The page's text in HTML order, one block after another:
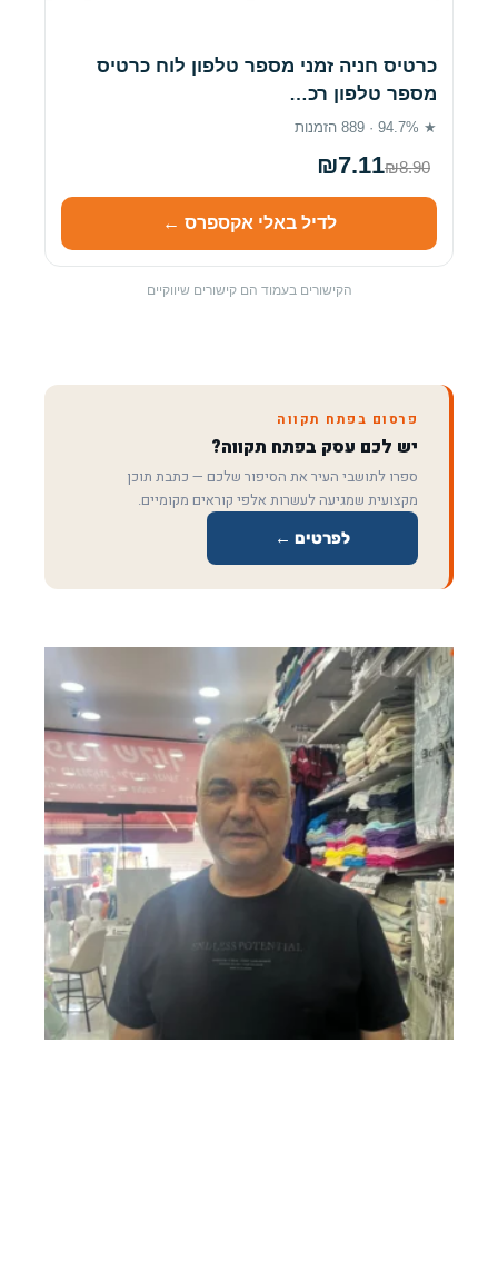
כרטיס חניה זמני מספר טלפון לוח כרטיס
מספר טלפון רכ…
★ 94.7% · 889 הזמנות
₪7.11₪8.90
לדיל באלי אקספרס ←
הקישורים בעמוד הם קישורים שיווקיים
פרסום בפתח תקווה
יש לכם עסק בפתח תקווה?
ספרו לתושבי העיר את הסיפור שלכם — כתבת תוכן
מקצועית שמגיעה לעשרות אלפי קוראים מקומיים.
לפרטים ←